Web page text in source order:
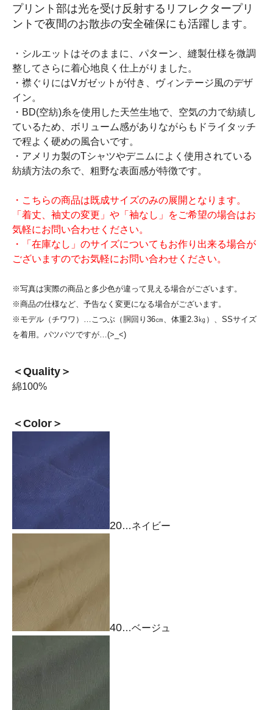
プリント部は光を受け反射するリフレクタープリ
ントで夜間のお散歩の安全確保にも活躍します。
・シルエットはそのままに、パターン、縫製仕様を微調
整してさらに着心地良く仕上がりました。
・襟ぐりにはVガゼットが付き、ヴィンテージ風のデザ
イン。
・BD(空紡)糸を使用した天竺生地で、空気の力で紡績し
ているため、ボリューム感がありながらもドライタッチ
で程よく硬めの風合いです。
・アメリカ製のTシャツやデニムによく使用されている
紡績方法の糸で、粗野な表面感が特徴です。
・こちらの商品は既成サイズのみの展開となります。
「着丈、袖丈の変更」や「袖なし」をご希望の場合はお
気軽にお問い合わせください。
・「在庫なし」のサイズについてもお作り出来る場合が
ございますのでお気軽にお問い合わせください。
※写真は実際の商品と多少色が違って見える場合がございます。
※商品の仕様など、予告なく変更になる場合がございます。
※モデル（チワワ）…こつぶ（胴回り36㎝、体重2.3㎏）、SSサイズ
を着用。パツパツですが…(>_<)
＜Quality＞
綿100%
＜Color＞
20…ネイビー
40…ベージュ